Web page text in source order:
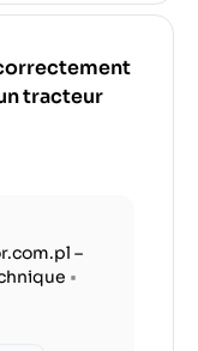
tracteur
–
•